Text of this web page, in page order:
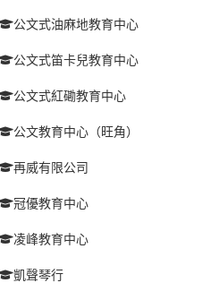
公文式油麻地教育中心
公文式笛卡兒教育中心
公文式紅磡教育中心
公文教育中心（旺角）
再威有限公司
冠優教育中心
凌峰教育中心
凱聲琴行